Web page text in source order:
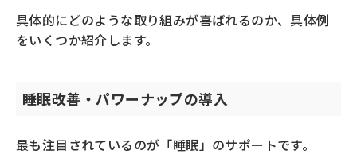
具体的にどのような取り組みが喜ばれるのか、具体例
をいくつか紹介します。
睡眠改善・パワーナップの導入
最も注目されているのが「睡眠」のサポートです。